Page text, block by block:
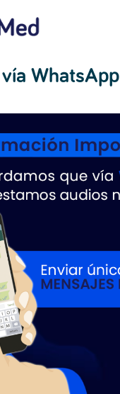
WhatsApp